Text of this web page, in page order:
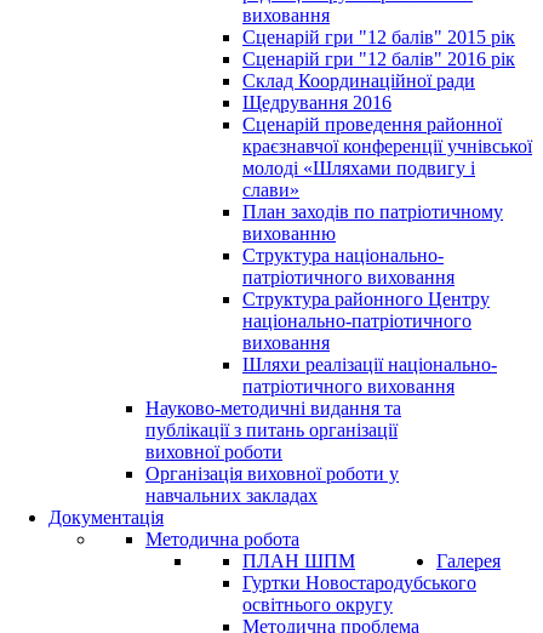
виховання
Сценарій гри "12 балів" 2015 рік
Сценарій гри "12 балів" 2016 рік
Склад Координаційної ради
Щедрування 2016
Сценарій проведення районної
краєзнавчої конференції учнівської
молоді «Шляхами подвигу і
слави»
План заходів по патріотичному
вихованню
Структура національно-
патріотичного виховання
Структура районного Центру
національно-патріотичного
виховання
Шляхи реалізації національно-
патріотичного виховання
Науково-методичні видання та
публікації з питань організації
виховної роботи
Організація виховної роботи у
навчальних закладах
Документація
Методична робота
ПЛАН ШПМ
Гуртки Новостародубського
освітнього округу
Методична проблема
Галерея